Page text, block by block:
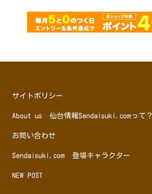
サイトポリシー
About us 仙台情報Sendaisuki.comって？
お問い合わせ
Sendaisuki.com 登場キャラクター
NEW POST